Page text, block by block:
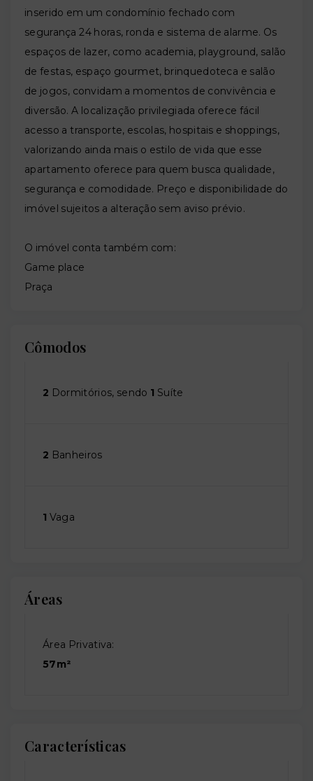
inserido em um condomínio fechado com
segurança 24 horas, ronda e sistema de alarme. Os
espaços de lazer, como academia, playground, salão
de festas, espaço gourmet, brinquedoteca e salão
de jogos, convidam a momentos de convivência e
diversão. A localização privilegiada oferece fácil
acesso a transporte, escolas, hospitais e shoppings,
valorizando ainda mais o estilo de vida que esse
apartamento oferece para quem busca qualidade,
segurança e comodidade. Preço e disponibilidade do
imóvel sujeitos a alteração sem aviso prévio.
O imóvel conta também com:
Game place
Praça
Cômodos
2 Dormitórios, sendo 1 Suíte
2 Banheiros
1 Vaga
Áreas
Área Privativa:
57m²
Características